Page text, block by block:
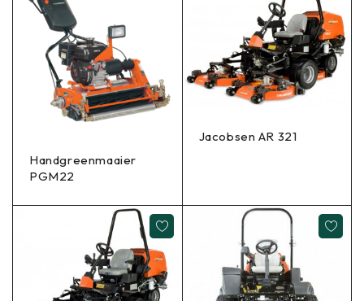
Handgreenmaaier
PGM22
Jacobsen AR 321